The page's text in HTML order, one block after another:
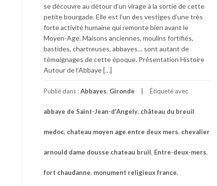
se découvre au détour d’un virage à la sortie de cette
petite bourgade. Elle est l’un des vestiges d’une très
forte activité humaine qui remonte bien avant le
Moyen-Age. Maisons anciennes, moulins fortifiés,
bastides, chartreuses, abbayes… sont autant de
témoignages de cette époque. Présentation Histoire
Autour de l’Abbaye […]
Publié dans :Abbayes, Gironde Étiqueté avec
abbaye de Saint-Jean-d'Angely, château du breuil
medoc, chateau moyen age entre deux mers, chevalier
arnould dame dousse chateau bruil, Entre-deux-mers,
fort chaudanne, monument religieux france,